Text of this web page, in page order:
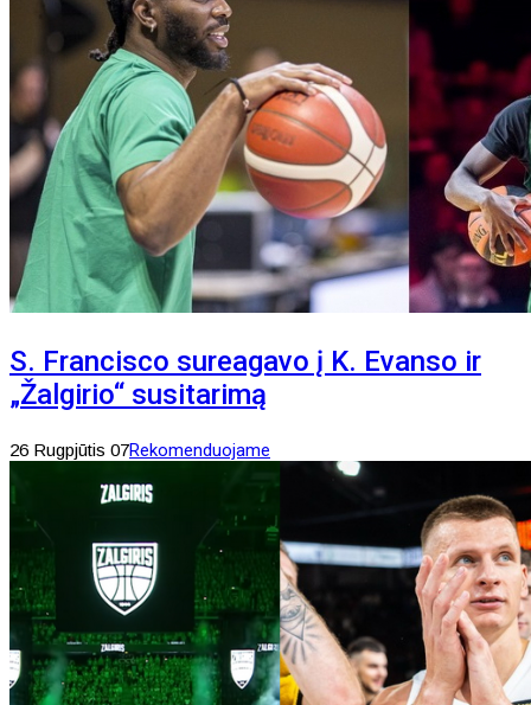
S. Francisco sureagavo į K. Evanso ir
„Žalgirio“ susitarimą
26 Rugpjūtis 07Rekomenduojame